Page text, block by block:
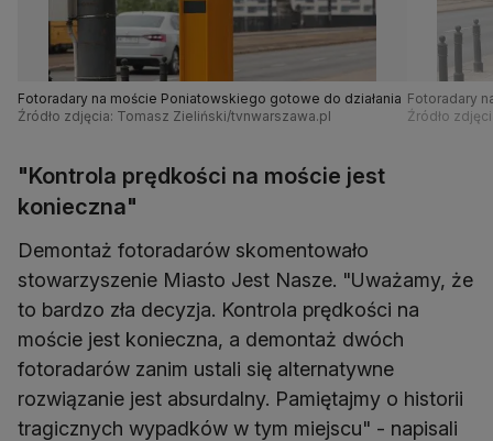
Fotoradary na moście Poniatowskiego gotowe do działania
Źródło zdjęcia: Tomasz Zieliński/tvnwarszawa.pl
Fotoradary
Źródło
"Kontrola prędkości na moście jest
konieczna"
Demontaż fotoradarów skomentowało
stowarzyszenie Miasto Jest Nasze. "Uważamy, że
to bardzo zła decyzja. Kontrola prędkości na
moście jest konieczna, a demontaż dwóch
fotoradarów zanim ustali się alternatywne
rozwiązanie jest absurdalny. Pamiętajmy o historii
tragicznych wypadków w tym miejscu" - napisali